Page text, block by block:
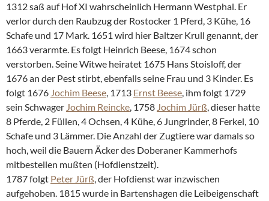
1312 saß auf Hof XI wahrscheinlich Hermann Westphal. Er
verlor durch den Raubzug der Rostocker 1 Pferd, 3 Kühe, 16
Schafe und 17 Mark. 1651 wird hier Baltzer Krull genannt, der
1663 verarmte. Es folgt Heinrich Beese, 1674 schon
verstorben. Seine Witwe heiratet 1675 Hans Stoisloff, der
1676 an der Pest stirbt, ebenfalls seine Frau und 3 Kinder. Es
folgt 1676 Jochim Beese, 1713 Ernst Beese, ihm folgt 1729
sein Schwager Jochim Reincke, 1758 Jochim Jürß, dieser hatte
8 Pferde, 2 Füllen, 4 Ochsen, 4 Kühe, 6 Jungrinder, 8 Ferkel, 10
Schafe und 3 Lämmer. Die Anzahl der Zugtiere war damals so
hoch, weil die Bauern Äcker des Doberaner Kammerhofs
mitbestellen mußten (Hofdienstzeit).
1787 folgt Peter Jürß, der Hofdienst war inzwischen
aufgehoben. 1815 wurde in Bartenshagen die Leibeigenschaft